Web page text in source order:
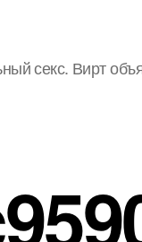
секс. Вирт